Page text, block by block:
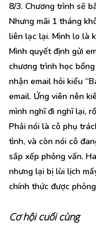
8/3. Chương trình sẽ
Nhưng mãi 1 tháng
liên lạc lại. Mình lo là
Mình quyết định gửi
chương trình học
nhận email hỏi kiểu
email. Ứng viên nên
mình nghĩ đi nghĩ lại,
Phải nói là cô phụ
tình, và còn nói cô
sắp xếp phỏng vấn.
nhưng lại bị lùi lịch
chính thức được
Cơ hội cuối cùng